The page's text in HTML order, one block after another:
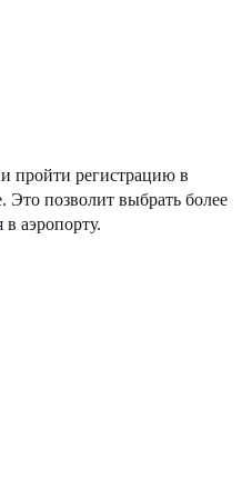
пройти регистрацию в
позволит выбрать более
аэропорту.